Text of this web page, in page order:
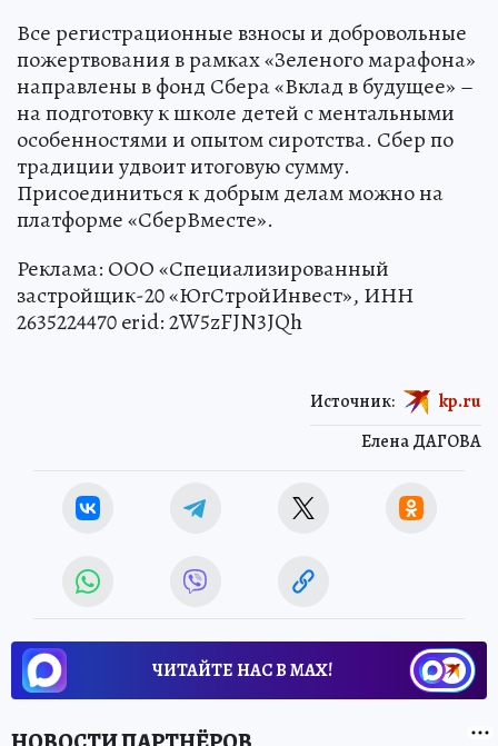
Все регистрационные взносы и добровольные
пожертвования в рамках «Зеленого марафона»
направлены в фонд Сбера «Вклад в будущее» –
на подготовку к школе детей с ментальными
особенностями и опытом сиротства. Сбер по
традиции удвоит итоговую сумму.
Присоединиться к добрым делам можно на
платформе «СберВместе».
Реклама: ООО «Специализированный
застройщик-20 «ЮгСтройИнвест», ИНН
2635224470 erid: 2W5zFJN3JQh
Елена ДАГОВА
Источник: kp.ru
ЧИТАЙТЕ НАС В МАХ!